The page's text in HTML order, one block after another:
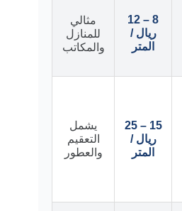
8 – 12
ريال /
المتر
مثالي
للمنازل
والمكاتب
15 – 25
ريال /
المتر
يشمل
التعقيم
والعطور